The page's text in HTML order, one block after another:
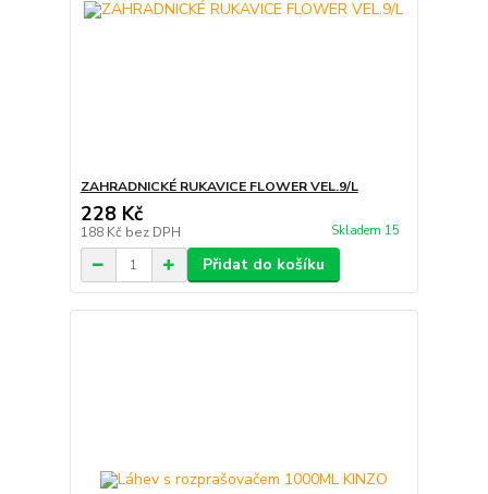
ZAHRADNICKÉ RUKAVICE FLOWER VEL.9/L
228 Kč
188 Kč bez DPH Skladem 15
Přidat do košíku